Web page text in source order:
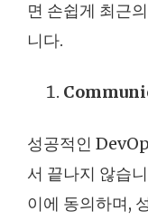
면 손쉽게 최근
니다.
성공적인
서 끝나지 않습
이에 동의하며,